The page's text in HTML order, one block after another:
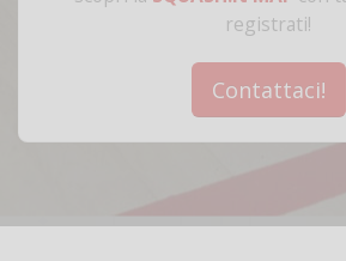
registrati!
Contattaci!